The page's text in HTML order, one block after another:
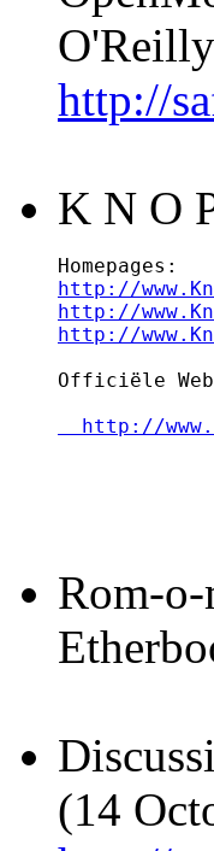
http://
K N O
http://
http://
http://
http://
Rom-o-
(14